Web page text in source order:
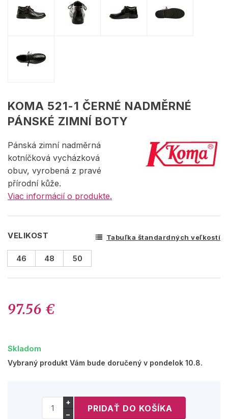
KOMA 521-1 ČERNÉ NADMĚRNÉ
PÁNSKÉ ZIMNÍ BOTY
Pánská zimní nadměrná
kotníčková vycházková
obuv, vyrobená z pravé
přírodní kůže.
Viac informácií o produkte.
VELIKOST Tabuľka štandardných veľkostí
46 48 50
97.56 €
Skladom
Vybraný produkt Vám bude doručený v pondelok 10.8.
+
−